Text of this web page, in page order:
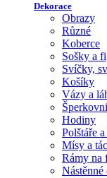
Dekorace
Obrazy
Různé
Koberce
Sošky a
Svíčky,
Košíky
Vázy a
Hodiny
Polštáře
Mísy a
Rámy na
Nástěnné